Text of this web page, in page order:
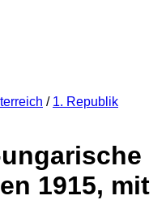
/ 1. Republik
1915, mit